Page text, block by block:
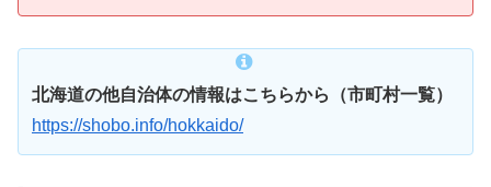
北海道の他自治体の情報はこちらから（市町村一覧）
https://shobo.info/hokkaido/